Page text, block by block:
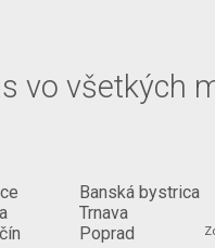
vo všetkých
Banská bystrica
Trnava
Poprad